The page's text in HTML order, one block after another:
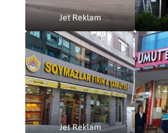
Jet Reklam
Jet Reklam